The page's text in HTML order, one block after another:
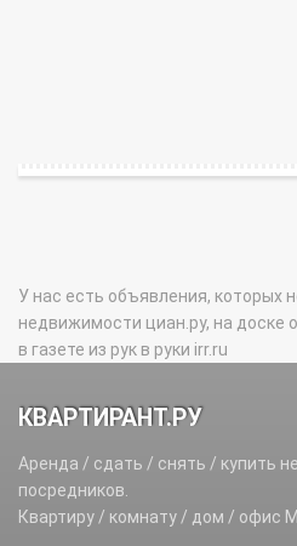
У нас есть объявления, которых
недвижимости циан.ру, на доске
в газете из рук в руки irr.ru
КВАРТИРАНТ.РУ
Аренда / сдать / снять / купить
посредников.
Квартиру / комнату / дом / офис